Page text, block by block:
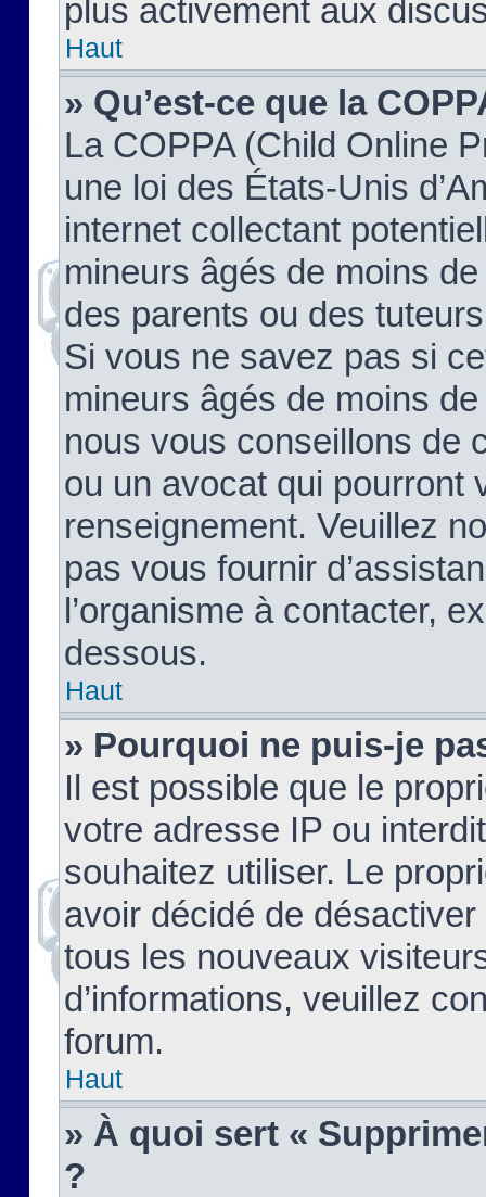
plus activement aux
Haut
» Qu’est-ce que la
La COPPA (Child Online
une loi des États-Unis
internet collectant
mineurs âgés de moins
des parents ou des
Si vous ne savez pas si
mineurs âgés de moins
nous vous conseillons de
ou un avocat qui pourront
renseignement. Veuillez
pas vous fournir
l’organisme à contacter,
dessous.
Haut
» Pourquoi ne puis-je
Il est possible que le
votre adresse IP ou
souhaitez utiliser. Le
avoir décidé de
tous les nouveaux
d’informations, veuillez
forum.
Haut
» À quoi sert «
?